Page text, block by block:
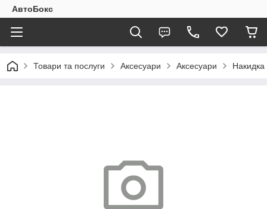
АвтоБокс
Товари та послуги Аксесуари Аксесуари